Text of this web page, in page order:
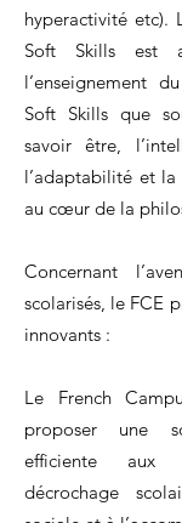
hyperactivité etc).
Soft Skills est
l’enseignement
Soft Skills que
savoir être,
l’adaptabilité et
au cœur de la
Concernant
scolarisés, le FCE
innovants :
Le French
proposer une
efficiente aux
décrochage